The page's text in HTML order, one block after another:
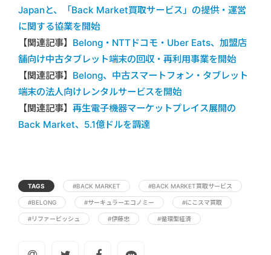
Japanと、「Back Market買取サービス」の提供・運営
に関する協業を開始
【関連記事】 Belong・NTTドコモ・Uber Eats、加盟店
舗向け中古タブレット端末の回収・再利用事業を開始
【関連記事】 Belong、中古スマートフォン・タブレット
端末の法人向けレンタルサービスを開始
【関連記事】 再生電子機器マーケットプレイス展開の
Back Market、5.1億ドルを調達
TAGS #BACK MARKET #BACK MARKET買取サービス
#BELONG #サーキュラーエコノミー #にこスマ買取
#リファービッシュ #伊藤忠 #循環型経済